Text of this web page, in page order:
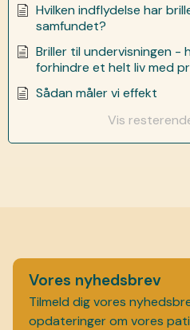
Hvilken indflydelse har
samfundet?
Briller til undervisningen -
forhindre et helt liv med
Sådan måler vi effekt
Vis
Vores nyhedsbrev
Tilmeld dig vores
opdateringer om vores